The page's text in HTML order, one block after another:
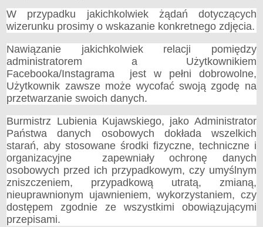
W przypadku jakichkolwiek żądań dotyczących
wizerunku prosimy o wskazanie konkretnego zdjęcia.
Nawiązanie jakichkolwiek relacji pomiędzy
administratorem a Użytkownikiem
Facebooka/Instagrama jest w pełni dobrowolne,
Użytkownik zawsze może wycofać swoją zgodę na
przetwarzanie swoich danych.
Burmistrz Lubienia Kujawskiego, jako Administrator
Państwa danych osobowych dokłada wszelkich
starań, aby stosowane środki fizyczne, techniczne i
organizacyjne zapewniały ochronę danych
osobowych przed ich przypadkowym, czy umyślnym
zniszczeniem, przypadkową utratą, zmianą,
nieuprawnionym ujawnieniem, wykorzystaniem, czy
dostępem zgodnie ze wszystkimi obowiązującymi
przepisami.